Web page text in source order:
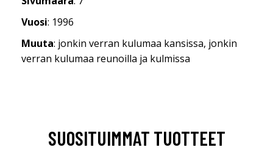
Vuosi: 1996
Muuta: jonkin verran kulumaa kansissa, jonkin
verran kulumaa reunoilla ja kulmissa
SUOSITUIMMAT TUOTTEET